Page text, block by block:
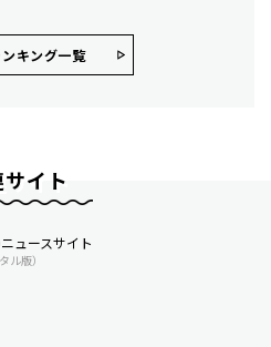
キング⼀覧
イト
ュースサイト
ル版）